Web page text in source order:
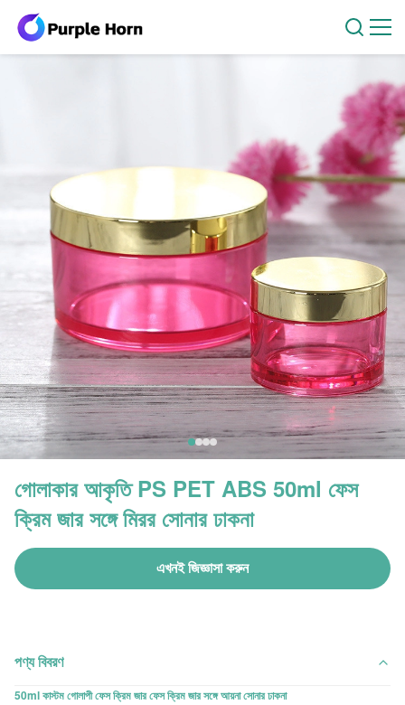
গোলাকার আকৃতি PS PET ABS 50ml ফেস
ক্রিম জার সঙ্গে মিরর সোনার ঢাকনা
এখনই জিজ্ঞাসা করুন
পণ্য বিবরণ
50ml কাস্টম গোলাপী ফেস ক্রিম জার ফেস ক্রিম জার সঙ্গে আয়না সোনার ঢাকনা